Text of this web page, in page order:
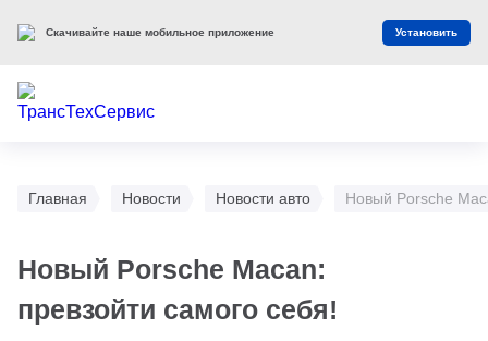
Главная Новости Новости авто Новый Porsche
Новый Porsche Macan:
превзойти самого себя!
Скачивайте наше мобильное приложение Установить